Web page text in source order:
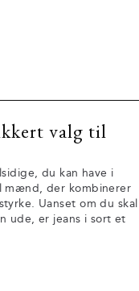
valg til
du kan have i
mænd, der kombinerer
Uanset om du skal
ude, er jeans i sort et